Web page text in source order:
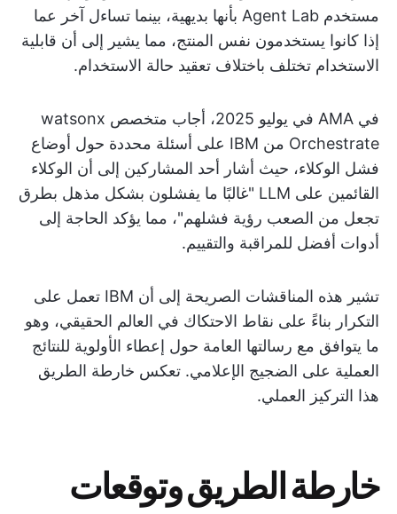
مستخدم Agent Lab بأنها بديهية، بينما تساءل آخر عما
إذا كانوا يستخدمون نفس المنتج، مما يشير إلى أن قابلية
الاستخدام تختلف باختلاف تعقيد حالة الاستخدام.
في AMA في يوليو 2025، أجاب متخصص watsonx
Orchestrate من IBM على أسئلة محددة حول أوضاع
فشل الوكلاء، حيث أشار أحد المشاركين إلى أن الوكلاء
القائمين على LLM "غالبًا ما يفشلون بشكل مذهل بطرق
تجعل من الصعب رؤية فشلهم"، مما يؤكد الحاجة إلى
أدوات أفضل للمراقبة والتقييم.
تشير هذه المناقشات الصريحة إلى أن IBM تعمل على
التكرار بناءً على نقاط الاحتكاك في العالم الحقيقي، وهو
ما يتوافق مع رسالتها العامة حول إعطاء الأولوية للنتائج
العملية على الضجيج الإعلامي. تعكس خارطة الطريق
هذا التركيز العملي.
خارطة الطريق وتوقعات